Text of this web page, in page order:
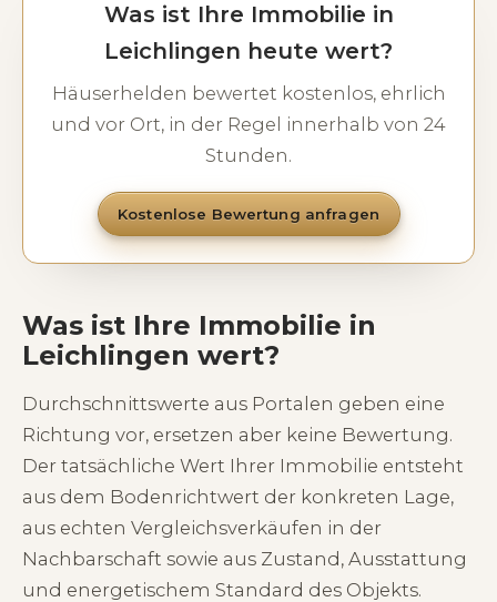
Was ist Ihre Immobilie in
Leichlingen heute wert?
Häuserhelden bewertet kostenlos, ehrlich
und vor Ort, in der Regel innerhalb von 24
Stunden.
Kostenlose Bewertung anfragen
Was ist Ihre Immobilie in
Leichlingen wert?
Durchschnittswerte aus Portalen geben eine
Richtung vor, ersetzen aber keine Bewertung.
Der tatsächliche Wert Ihrer Immobilie entsteht
aus dem Bodenrichtwert der konkreten Lage,
aus echten Vergleichsverkäufen in der
Nachbarschaft sowie aus Zustand, Ausstattung
und energetischem Standard des Objekts.